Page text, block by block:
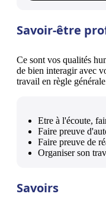
Savoir-être
Ce sont vos qualités
de bien interagir avec
travail en règle
Etre à l'écoute,
Faire preuve
Faire preuve de
Organiser son
Savoirs